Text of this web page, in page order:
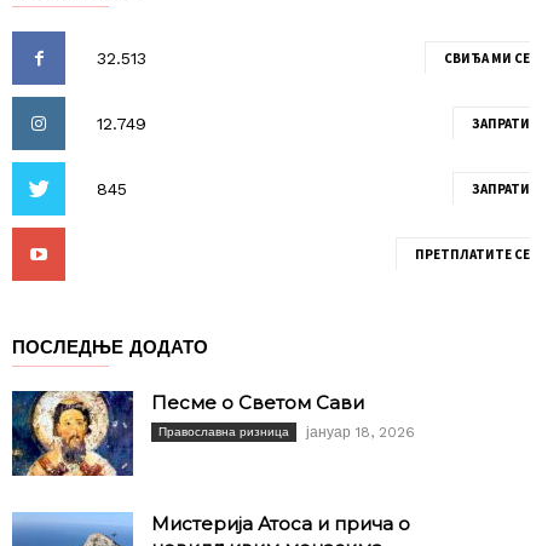
СВИЂА МИ СЕ
ЗАПРАТИ
ЗАПРАТИ
ПРЕТПЛАТИТЕ СЕ
ПОСЛЕДЊЕ ДОДАТО
Песме о Светом Сави
Православна ризница јануар 18, 2026
Мистерија Атоса и прича о